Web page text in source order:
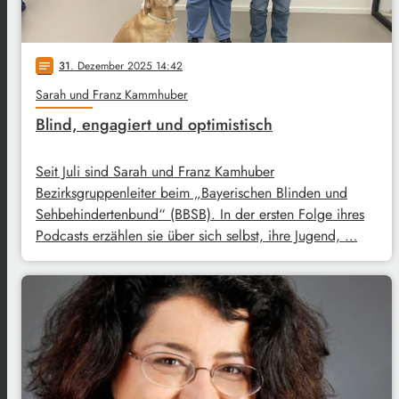
notes 31. Dezember 2025 14:42
Sarah und Franz Kammhuber
Blind, engagiert und optimistisch
Seit Juli sind Sarah und Franz Kamhuber
Bezirksgruppenleiter beim „Bayerischen Blinden und
Sehbehindertenbund“ (BBSB). In der ersten Folge ihres
Podcasts erzählen sie über sich selbst, ihre Jugend, …